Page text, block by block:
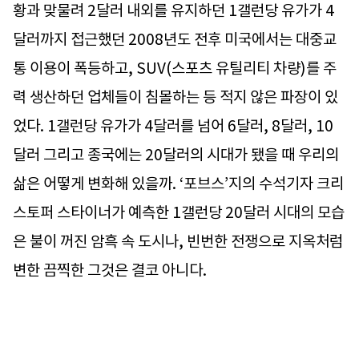
황과 맞물려 2달러 내외를 유지하던 1갤런당 유가가 4
달러까지 접근했던 2008년도 전후 미국에서는 대중교
통 이용이 폭등하고, SUV(스포츠 유틸리티 차량)를 주
력 생산하던 업체들이 침몰하는 등 적지 않은 파장이 있
었다. 1갤런당 유가가 4달러를 넘어 6달러, 8달러, 10
달러 그리고 종국에는 20달러의 시대가 됐을 때 우리의
삶은 어떻게 변화해 있을까. ‘포브스’지의 수석기자 크리
스토퍼 스타이너가 예측한 1갤런당 20달러 시대의 모습
은 불이 꺼진 암흑 속 도시나, 빈번한 전쟁으로 지옥처럼
변한 끔찍한 그것은 결코 아니다.